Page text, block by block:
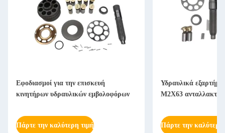
Εφοδιασμοί για την επισκευή
κινητήρων υδραυλικών εμβολοφόρων
Πάρτε την καλύτερη τιμή
Υδραυλικά
M2X63
Πάρτε την καλύτερη